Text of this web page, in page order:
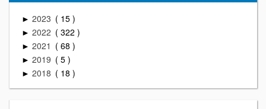
► 2023 15
► 2022 322
► 2021 68
► 2019 5
► 2018 18